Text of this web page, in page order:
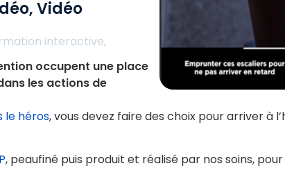
,Vidéo
interactive,
occupent une place
les actions de
le héros, vous devez faire des choix pour arriver à
, peaufiné puis produit et réalisé par nos soins,